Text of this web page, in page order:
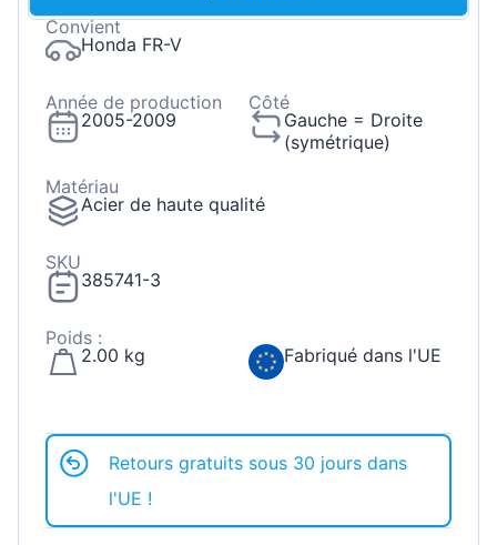
Convient
Honda FR-V
Année de production
2005-2009
Côté
Gauche = Droite
(symétrique)
Matériau
Acier de haute qualité
SKU
385741-3
Poids :
2.00 kg
Fabriqué dans l'UE
Retours gratuits sous 30 jours dans
l'UE !